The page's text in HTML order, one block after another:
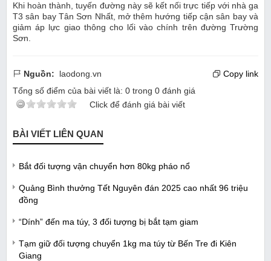
Khi hoàn thành, tuyến đường này sẽ kết nối trực tiếp với nhà ga
T3 sân bay Tân Sơn Nhất, mở thêm hướng tiếp cận sân bay và
giảm áp lực giao thông cho lối vào chính trên đường Trường
Sơn.
Nguồn: laodong.vn
Copy link
Tổng số điểm của bài viết là: 0 trong 0 đánh giá
Click để đánh giá bài viết
BÀI VIẾT LIÊN QUAN
Bắt đối tượng vận chuyển hơn 80kg pháo nổ
Quảng Bình thưởng Tết Nguyên đán 2025 cao nhất 96 triệu
đồng
“Dính” đến ma túy, 3 đối tượng bị bắt tạm giam
Tạm giữ đối tượng chuyển 1kg ma túy từ Bến Tre đi Kiên
Giang